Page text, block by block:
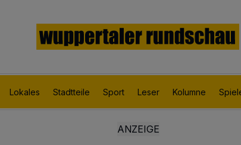
Lokales Stadtteile Sport Leser Kolumne